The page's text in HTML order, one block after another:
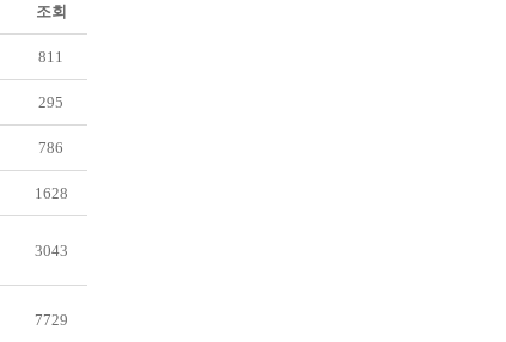
조회
811
295
786
1628
3043
7729